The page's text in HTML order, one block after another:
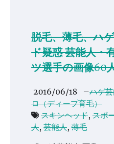
脱毛、薄毛、ハ
ド疑惑 芸能人・
ツ選手の画像60
2016/06/18 –ハゲ
ロ（ディープ育毛）
スキンヘッド, スポ
人, 芸能人, 薄毛